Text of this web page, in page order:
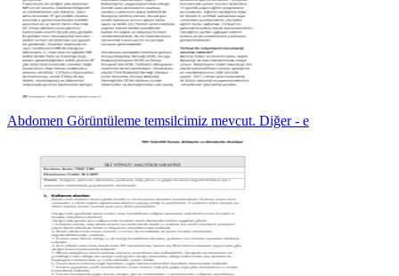
Abdomen Görüntüleme temsilcimiz mevcut. Diğer - e